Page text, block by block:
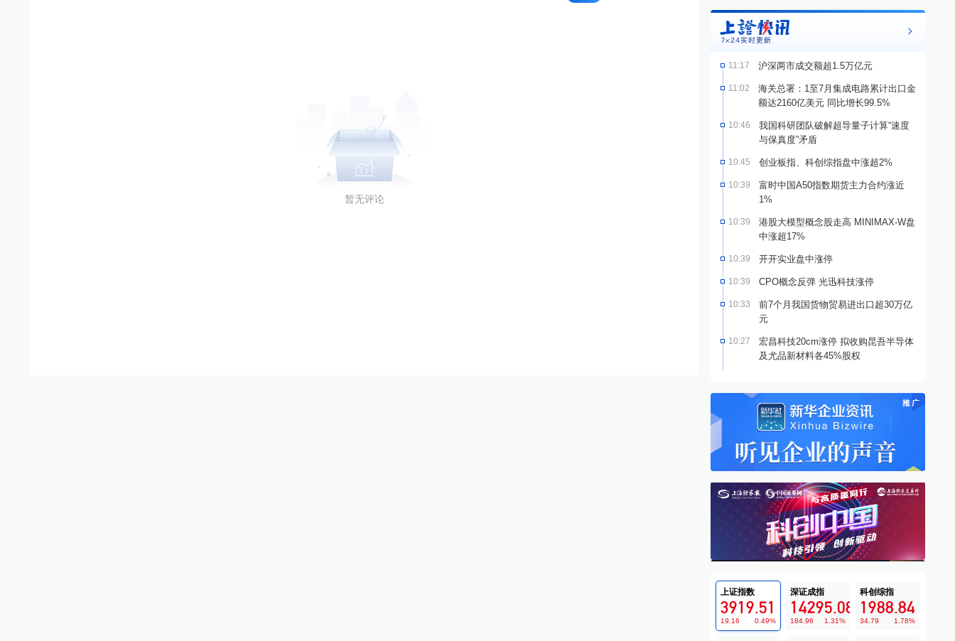
暂无评论
11:17 沪深两市成交额超1.5万亿元
11:02
海关总署：1至7月集成电路累计出口金
额达2160亿美元 同比增长99.5%
10:46
我国科研团队破解超导量子计算“速度
与保真度”矛盾
10:45 创业板指、科创综指盘中涨超2%
10:39
富时中国A50指数期货主力合约涨近
1%
10:39
港股大模型概念股走高 MINIMAX-W盘
中涨超17%
10:39 开开实业盘中涨停
10:39 CPO概念反弹 光迅科技涨停
10:33
前7个月我国货物贸易进出口超30万亿
元
10:27
宏昌科技20cm涨停 拟收购昆吾半导体
及尤品新材料各45%股权
上证指数
3919.51
19.16 0.49%
深证成指
14295.08
184.96 1.31%
科创综指
1988.84
34.79 1.78%